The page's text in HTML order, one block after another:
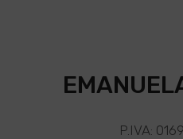
P.IVA: